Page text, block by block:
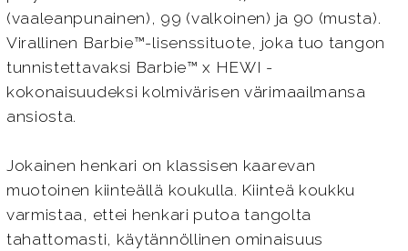
(vaaleanpunainen), 99 (valkoinen) ja 90 (musta).
Virallinen Barbie™-lisenssituote, joka tuo tangon
tunnistettavaksi Barbie™ x HEWI -
kokonaisuudeksi kolmivärisen värimaailmansa
ansiosta.
Jokainen henkari on klassisen kaarevan
muotoinen kiinteällä koukulla. Kiinteä koukku
varmistaa, ettei henkari putoa tangolta
tahattomasti, käytännöllinen ominaisuus